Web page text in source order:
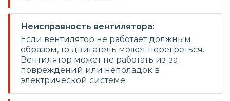
Неисправность вентилятора:
Если вентилятор не работает должным
образом, то двигатель может перегреться.
Вентилятор может не работать из-за
повреждений или неполадок в
электрической системе.